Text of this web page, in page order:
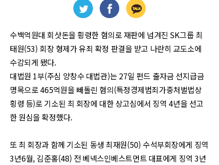
수백억원대 회삿돈을 횡령한 혐의로 재판에 넘겨진 SK그룹 최
태원(53) 회장 형제가 유죄 확정 판결을 받고 나란히 교도소에
수감되게 됐다.
대법원 1부(주심 양창수 대법관)는 27일 펀드 출자금 선지급금
명목으로465억원을 빼돌린 혐의(특정경제범죄가중처벌법상
횡령 등)로 기소된 최 회장에 대한 상고심에서 징역 4년을 선고
한 원심을 확정했다.
또 최 회장과 함께 기소된 동생 최재원(50) 수석부회장에게 징역
3년6월,김준홍(48) 전 베넥스인베스트먼트 대표에게 징역3년